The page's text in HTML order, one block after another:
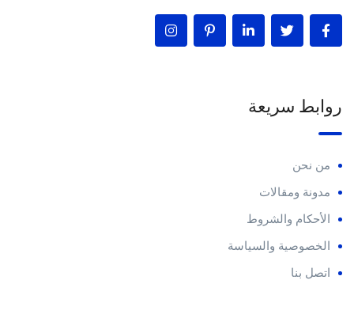
روابط سريعة
من نحن
مدونة ومقالات
الأحكام والشروط
الخصوصية والسياسة
اتصل بنا